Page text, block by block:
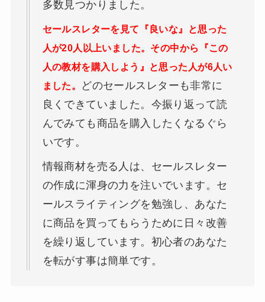
多数見つかりました。
セールスレターを見て『良いな』と思った
人が20人以上いました。その中から『この
人の教材を購入しよう』と思った人が6人い
ました。
どのセールスレターも非常に
良くできていました。今振り返って読
んでみても商品を購入したくなるぐら
いです。
情報商材を売る人は、セールスレター
の作成に渾身の力を注いでいます。セ
ールスライティングを勉強し、あなた
に商品を買ってもらうために日々改善
を繰り返しています。初心者のあなた
を転がす事は簡単です。